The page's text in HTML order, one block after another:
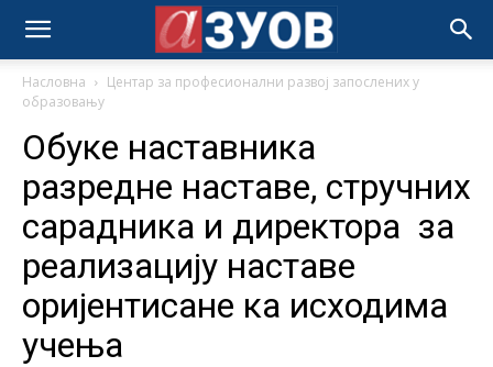
Насловна
Центар за професионални развој запослених у
образовању
Oбукe наставника
разредне наставе, стручних
сарадника и директора за
реализацију наставе
оријентисане ка исходима
учења